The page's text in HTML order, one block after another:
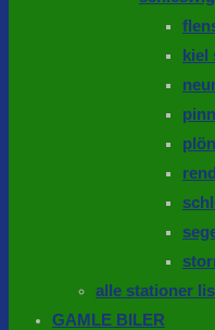
kiel
alle stationer
GAMLE BILER